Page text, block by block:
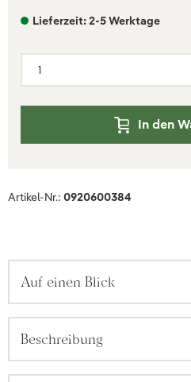
Lieferzeit: 2-5 Werktage
In den
Artikel-Nr.: 0920600384
Auf einen Blick
Beschreibung